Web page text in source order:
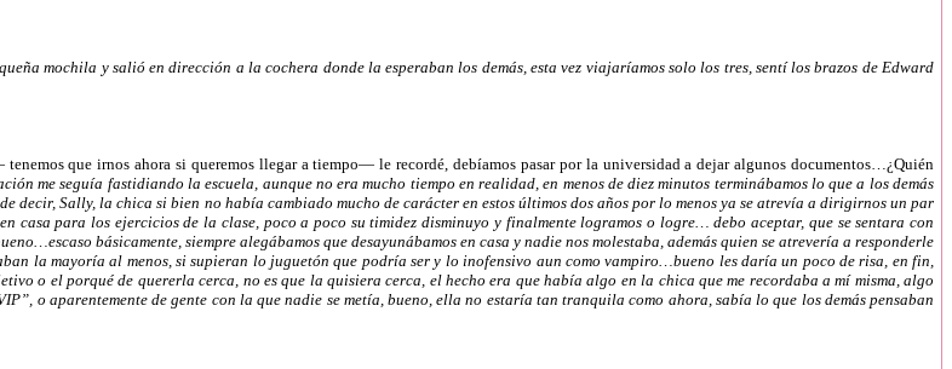
mochila y salió en dirección a la cochera donde la esperaban los demás, esta vez viajaríamos solo los tres, sentí los brazos de Edward
que irnos ahora si queremos llegar a tiempo— le recordé, debíamos pasar por la universidad a dejar algunos documentos…¿Quién
me seguía fastidiando la escuela, aunque no era mucho tiempo en realidad, en menos de diez minutos terminábamos lo que a los demás
decir, Sally, la chica si bien no había cambiado mucho de carácter en estos últimos dos años por lo menos ya se atrevía a dirigirnos un par
casa para los ejercicios de la clase, poco a poco su timidez disminuyo y finalmente logramos o logre… debo aceptar, que se sentara con
básicamente, siempre alegábamos que desayunábamos en casa y nadie nos molestaba, además quien se atrevería a responderle
la mayoría al menos, si supieran lo juguetón que podría ser y lo inofensivo aun como vampiro…bueno les daría un poco de risa, en fin,
o el porqué de quererla cerca, no es que la quisiera cerca, el hecho era que había algo en la chica que me recordaba a mí misma, algo
o aparentemente de gente con la que nadie se metía, bueno, ella no estaría tan tranquila como ahora, sabía lo que los demás pensaban